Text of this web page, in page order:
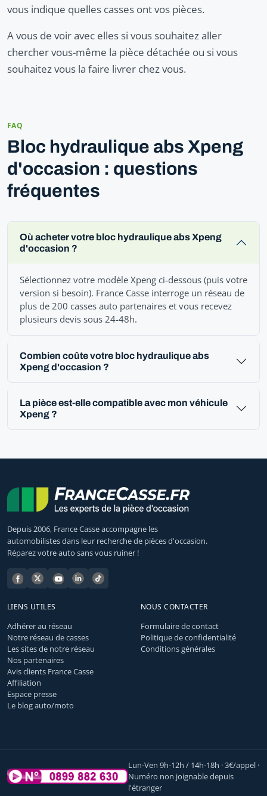
vous indique quelles casses ont vos pièces.
A vous de voir avec elles si vous souhaitez aller
chercher vous-même la pièce détachée ou si vous
souhaitez vous la faire livrer chez vous.
FAQ
Bloc hydraulique abs Xpeng
d'occasion : questions
fréquentes
Où acheter votre bloc hydraulique abs Xpeng
d'occasion ?
Sélectionnez votre modèle Xpeng ci-dessous (puis votre
version si besoin). France Casse interroge un réseau de
plus de 200 casses auto partenaires et vous recevez
plusieurs devis sous 24-48h.
Combien coûte votre bloc hydraulique abs
Xpeng d'occasion ?
La pièce est-elle compatible avec mon véhicule
Xpeng ?
Depuis 2006, France Casse accompagne les
automobilistes dans leur recherche de pièces d'occasion.
Réparez votre auto sans vous ruiner !
LIENS UTILES
Adhérer au réseau
Notre réseau de casses
Les sites de notre réseau
Nos partenaires
Avis clients France Casse
Affiliation
Espace presse
Le blog auto/moto
NOUS CONTACTER
Formulaire de contact
Politique de confidentialité
Conditions générales
Lun-Ven 9h-12h / 14h-18h · 3€/appel ·
Numéro non joignable depuis
l'étranger